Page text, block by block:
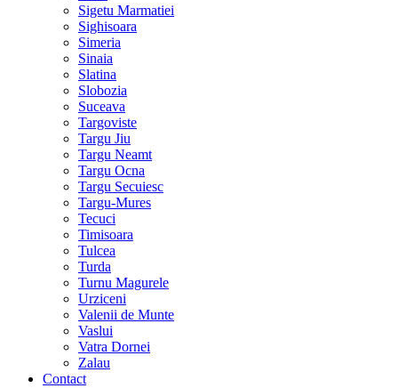
Sigetu Marmatiei
Sighisoara
Simeria
Sinaia
Slatina
Slobozia
Suceava
Targoviste
Targu Jiu
Targu Neamt
Targu Ocna
Targu Secuiesc
Targu-Mures
Tecuci
Timisoara
Tulcea
Turda
Turnu Magurele
Urziceni
Valenii de Munte
Vaslui
Vatra Dornei
Zalau
Contact